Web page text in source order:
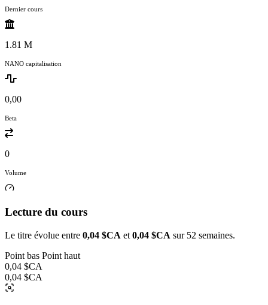
Dernier cours
1.81 M
NANO capitalisation
0,00
Beta
0
Volume
Lecture du cours
Le titre évolue entre 0,04 $CA et 0,04 $CA sur 52 semaines.
Point bas Point haut
0,04 $CA
0,04 $CA